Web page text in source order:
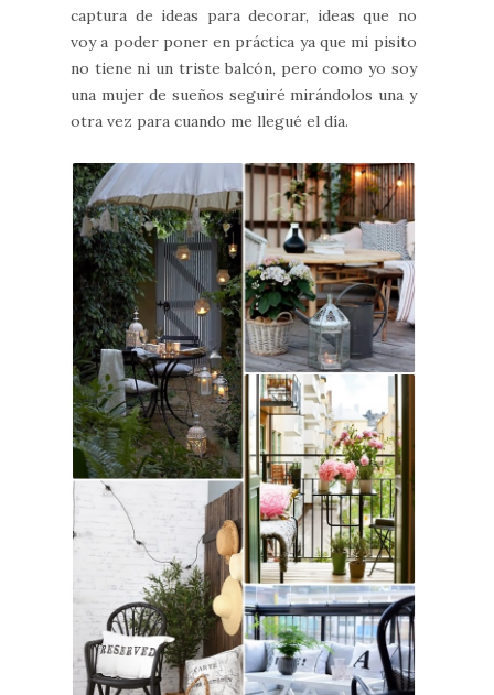
captura de ideas para decorar, ideas que no
voy a poder poner en práctica ya que mi pisito
no tiene ni un triste balcón, pero como yo soy
una mujer de sueños seguiré mirándolos una y
otra vez para cuando me llegué el día.